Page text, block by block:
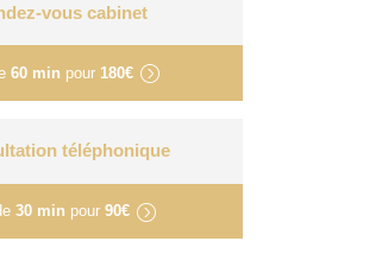
vous cabinet
60 min pour 180€
téléphonique
30 min pour 90€